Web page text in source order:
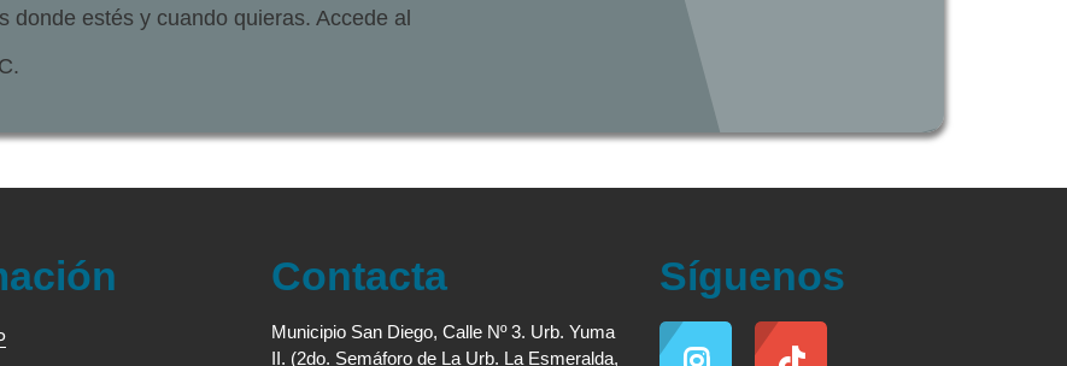
estés y cuando quieras. Accede al
Contacta
Municipio San Diego, Calle Nº 3. Urb. Yuma
II. (2do. Semáforo de La Urb. La Esmeralda,
Síguenos